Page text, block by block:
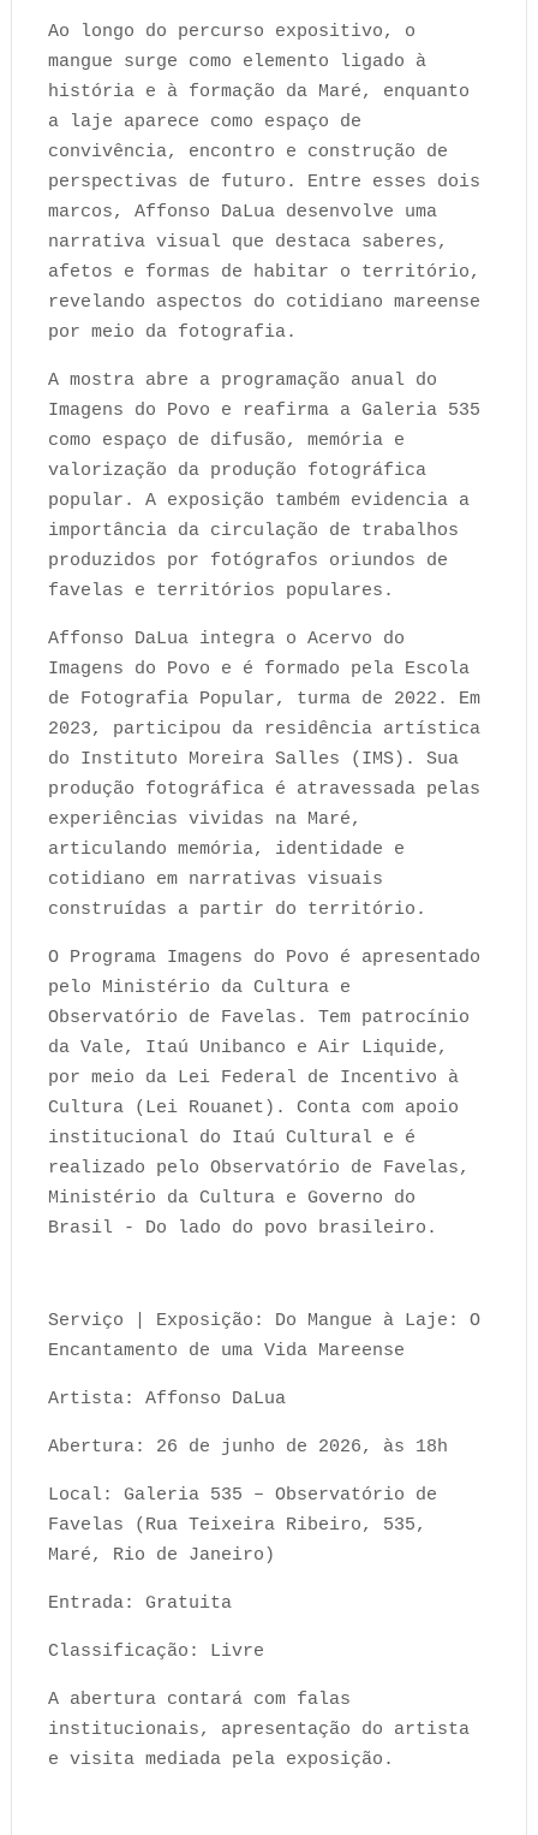
Ao longo do percurso expositivo, o
mangue surge como elemento ligado à
história e à formação da Maré, enquanto
a laje aparece como espaço de
convivência, encontro e construção de
perspectivas de futuro. Entre esses dois
marcos, Affonso DaLua desenvolve uma
narrativa visual que destaca saberes,
afetos e formas de habitar o território,
revelando aspectos do cotidiano mareense
por meio da fotografia.
A mostra abre a programação anual do
Imagens do Povo e reafirma a Galeria 535
como espaço de difusão, memória e
valorização da produção fotográfica
popular. A exposição também evidencia a
importância da circulação de trabalhos
produzidos por fotógrafos oriundos de
favelas e territórios populares.
Affonso DaLua integra o Acervo do
Imagens do Povo e é formado pela Escola
de Fotografia Popular, turma de 2022. Em
2023, participou da residência artística
do Instituto Moreira Salles (IMS). Sua
produção fotográfica é atravessada pelas
experiências vividas na Maré,
articulando memória, identidade e
cotidiano em narrativas visuais
construídas a partir do território.
O Programa Imagens do Povo é apresentado
pelo Ministério da Cultura e
Observatório de Favelas. Tem patrocínio
da Vale, Itaú Unibanco e Air Liquide,
por meio da Lei Federal de Incentivo à
Cultura (Lei Rouanet). Conta com apoio
institucional do Itaú Cultural e é
realizado pelo Observatório de Favelas,
Ministério da Cultura e Governo do
Brasil - Do lado do povo brasileiro.
Serviço | Exposição: Do Mangue à Laje: O
Encantamento de uma Vida Mareense
Artista: Affonso DaLua
Abertura: 26 de junho de 2026, às 18h
Local: Galeria 535 – Observatório de
Favelas (Rua Teixeira Ribeiro, 535,
Maré, Rio de Janeiro)
Entrada: Gratuita
Classificação: Livre
A abertura contará com falas
institucionais, apresentação do artista
e visita mediada pela exposição.